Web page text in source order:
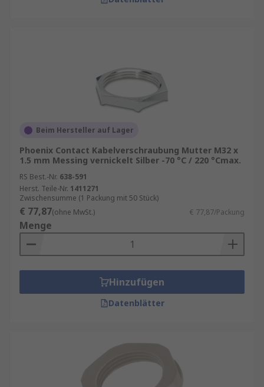
Beim Hersteller auf Lager
Phoenix Contact Kabelverschraubung Mutter M32 x
1.5 mm Messing vernickelt Silber -70 °C / 220 °Cmax.
RS Best.-Nr. 638-591
Herst. Teile-Nr. 1411271
Zwischensumme (1 Packung mit 50 Stück)
€ 77,87(ohne MwSt.) € 77,87/Packung
Menge
Hinzufügen
Datenblätter